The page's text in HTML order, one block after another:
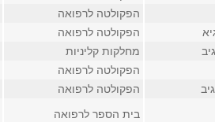
הפקולטה לרפואה
הפקולטה לרפואה
מחלקות קליניות
הפקולטה לרפואה
הפקולטה לרפואה
בית הספר לרפואה